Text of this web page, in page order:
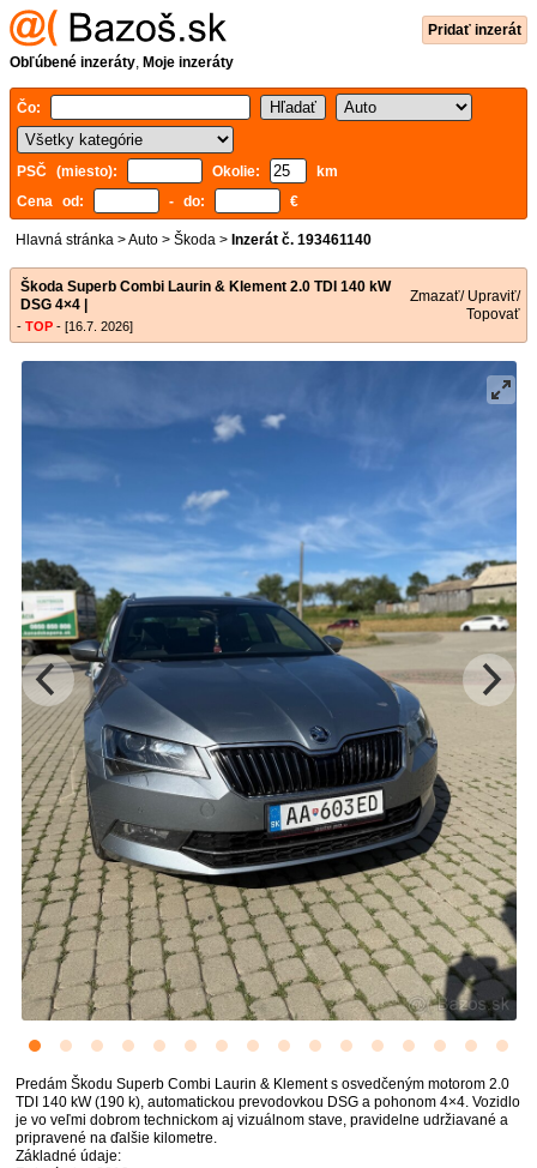
Pridať inzerát
Obľúbené inzeráty, Moje inzeráty
Čo:
PSČ (miesto): Okolie:
km
Cena od:
- do: €
Hlavná stránka >Auto > Škoda > Inzerát č. 193461140
Škoda Superb Combi Laurin & Klement 2.0 TDI 140 kW
DSG 4×4 |
- TOP - [16.7. 2026]
Zmazať/ Upraviť/
Topovať
Predám Škodu Superb Combi Laurin & Klement s osvedčeným motorom 2.0
TDI 140 kW (190 k), automatickou prevodovkou DSG a pohonom 4×4. Vozidlo
je vo veľmi dobrom technickom aj vizuálnom stave, pravidelne udržiavané a
pripravené na ďalšie kilometre.
Základné údaje: